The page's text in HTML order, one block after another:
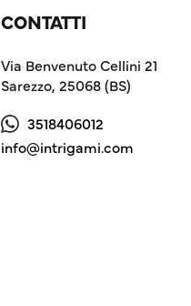
CONTATTI
Via Benvenuto Cellini 21
Sarezzo, 25068 (BS)
3518406012
info@intrigami.com